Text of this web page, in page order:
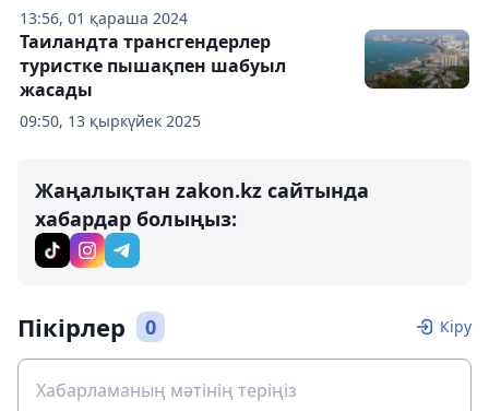
13:56, 01 қараша 2024
09:50, 13 қыркүйек 2025
Таиландта трансгендерлер
туристке пышақпен шабуыл
жасады
Жаңалықтан zakon.kz сайтында
хабардар болыңыз:
Пікірлер 0 Кіру